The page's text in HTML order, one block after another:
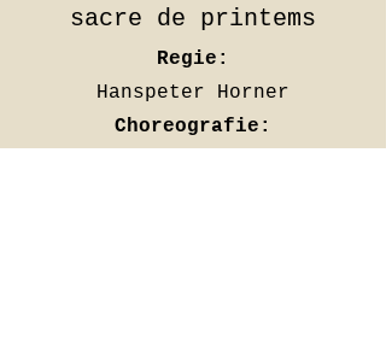
sacre de printems
Regie:
Hanspeter Horner
Choreografie: